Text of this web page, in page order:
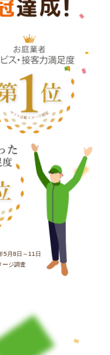
5月8日～11日
ージ調査